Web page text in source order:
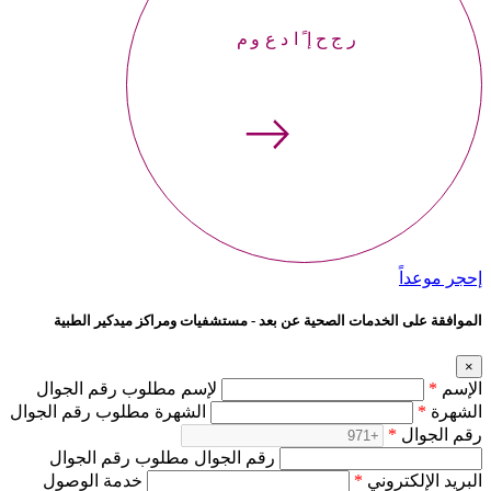
إحجر موعداً
إحجر موعداً
الموافقة على الخدمات الصحية عن بعد - مستشفيات ومراكز ميدكير الطبية
×
الإسم *
لإسم مطلوب رقم الجوال
الشهرة *
الشهرة مطلوب رقم الجوال
رقم الجوال *
رقم الجوال مطلوب رقم الجوال
البريد الإلكتروني * خدمة الوصول